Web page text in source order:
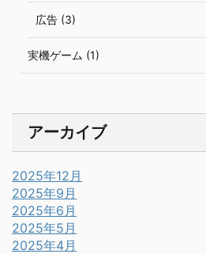
広告 (3)
実機ゲーム (1)
アーカイブ
2025年12月
2025年9月
2025年6月
2025年5月
2025年4月